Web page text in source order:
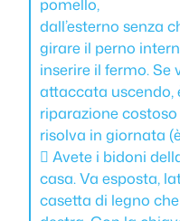
dall’esterno senza
girare il perno
inserire il fermo.
attaccata uscendo,
riparazione
risolva in giornata
 Avete i bidoni
casa. Va esposta,
casetta di legno